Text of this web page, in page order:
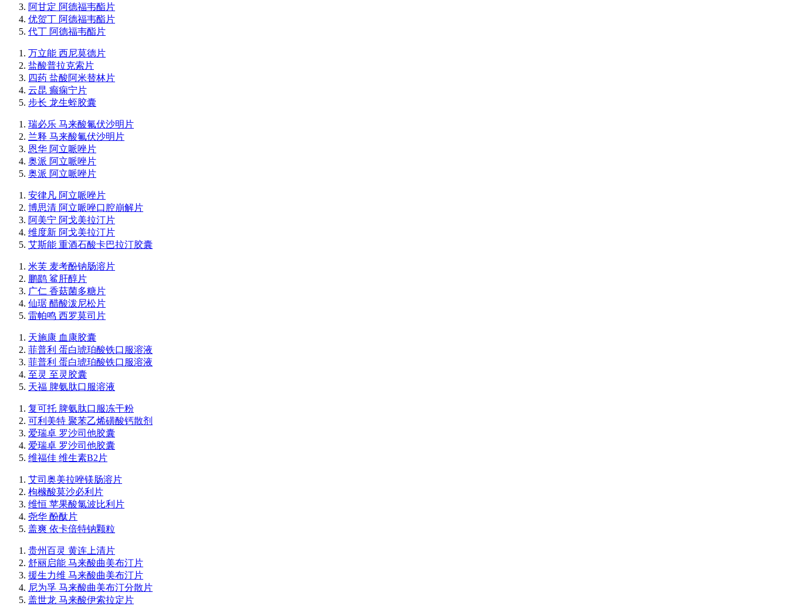
阿甘定 阿德福韦酯片
优贺丁 阿德福韦酯片
代丁 阿德福韦酯片
万立能 西尼莫德片
盐酸普拉克索片
四药 盐酸阿米替林片
云昆 癫痫宁片
步长 龙生蛭胶囊
瑞必乐 马来酸氟伏沙明片
兰释 马来酸氟伏沙明片
恩华 阿立哌唑片
奥派 阿立哌唑片
奥派 阿立哌唑片
安律凡 阿立哌唑片
博思清 阿立哌唑口腔崩解片
阿美宁 阿戈美拉汀片
维度新 阿戈美拉汀片
艾斯能 重酒石酸卡巴拉汀胶囊
米芙 麦考酚钠肠溶片
鹏鹞 鲨肝醇片
广仁 香菇菌多糖片
仙琚 醋酸泼尼松片
雷帕鸣 西罗莫司片
天施康 血康胶囊
菲普利 蛋白琥珀酸铁口服溶液
菲普利 蛋白琥珀酸铁口服溶液
至灵 至灵胶囊
天福 脾氨肽口服溶液
复可托 脾氨肽口服冻干粉
可利美特 聚苯乙烯磺酸钙散剂
爱瑞卓 罗沙司他胶囊
爱瑞卓 罗沙司他胶囊
维福佳 维生素B2片
艾司奥美拉唑镁肠溶片
枸橼酸莫沙必利片
维恒 苹果酸氯波比利片
尧华 酚酞片
盖爽 依卡倍特钠颗粒
贵州百灵 黄连上清片
舒丽启能 马来酸曲美布汀片
援生力维 马来酸曲美布汀片
尼为孚 马来酸曲美布汀分散片
盖世龙 马来酸伊索拉定片